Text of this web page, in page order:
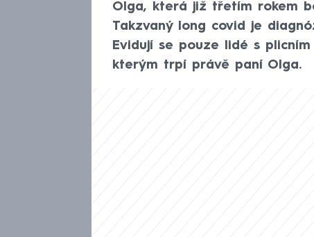
Olga, která již třetím rokem
Takzvaný long covid je
Evidují se pouze lidé s
kterým trpí právě paní Olga.